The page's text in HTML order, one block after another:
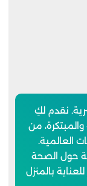
نقدم لكِ
من
العالمية.
حول الصحة
بالمنزل